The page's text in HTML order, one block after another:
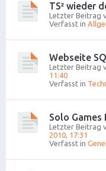
TS² wieder
Letzter Beitrag
Verfasst in
Webseite
Letzter Beitrag
11:40
Verfasst in
Solo Games
Letzter Beitrag
2010, 17:31
Verfasst in